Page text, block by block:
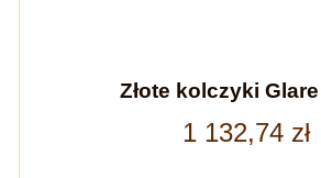
Złote kolczyki
1 132,74 zł